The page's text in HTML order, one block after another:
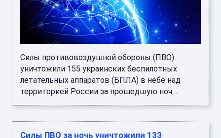
Силы противовоздушной обороны (ПВО)
уничтожили 155 украинских беспилотных
летательных аппаратов (БПЛА) в небе над
территорией России за прошедшую ноч ...
Силы ПВО за ночь уничтожили 133